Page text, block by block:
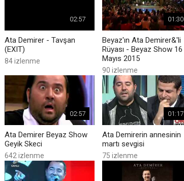
02:57
Ata Demirer - Tavşan
(EXIT)
84 izlenme
01:30
Beyaz'ın Ata Demirer&'li
Rüyası - Beyaz Show 16
Mayıs 2015
90 izlenme
02:57
Ata Demirer Beyaz Show
Geyik Skeci
642 izlenme
01:17
Ata Demirerin annesinin
martı sevgisi
75 izlenme